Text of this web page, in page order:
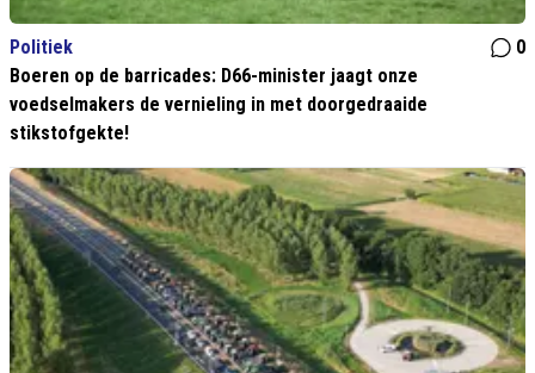
Politiek
0
Boeren op de barricades: D66-minister jaagt onze
voedselmakers de vernieling in met doorgedraaide
stikstofgekte!